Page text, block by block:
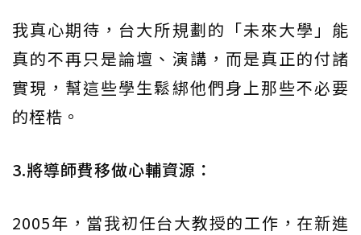
我真心期待，台大所規劃的「未來大學」能
真的不再只是論壇、演講，而是真正的付諸
實現，幫這些學生鬆綁他們身上那些不必要
的桎梏。
3.將導師費移做心輔資源：
2005年，當我初任台大教授的工作，在新進